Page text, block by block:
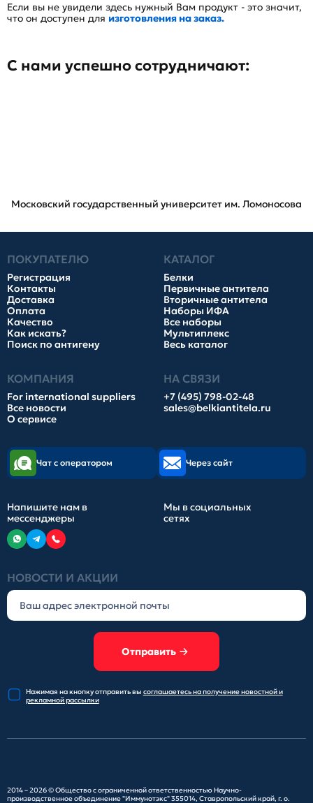
Если вы не увидели здесь нужный Вам продукт - это значит,
что он доступен для изготовления на заказ.
С нами успешно сотрудничают:
Московский государственный университет им. Ломоносова
ПОКУПАТЕЛЮ
Регистрация
Контакты
Доставка
Оплата
Качество
Как искать?
Поиск по антигену
КАТАЛОГ
Белки
Первичные антитела
Вторичные антитела
Наборы ИФА
Все наборы
Мультиплекс
Весь каталог
КОМПАНИЯ
For international suppliers
Все новости
О сервисе
НА СВЯЗИ
+7 (495) 798-02-48
sales@belkiantitela.ru
НОВОСТИ И АКЦИИ
Отправить
Нажимая на кнопку отправитьвы соглашаетесь на получениеновостной и
рекламной рассылки
Чат с оператором Через сайт
Напишите нам в
мессенджеры
Мы в социальных
сетях
2014 – 2026 ©Общество с ограниченной ответственностью Научно-
производственное объединение "Иммунотэкс"355014, Ставропольский край, г. о.